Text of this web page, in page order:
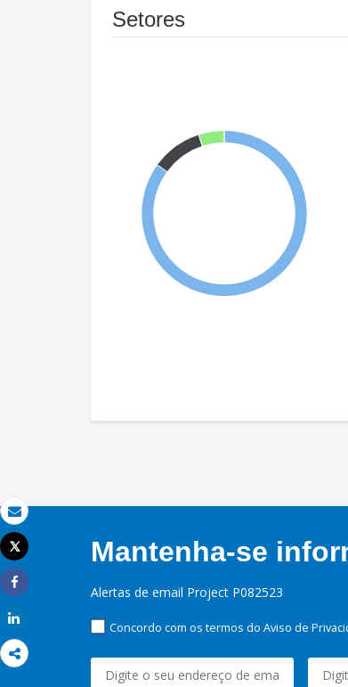
Email
Imprimir
Tweet
Share
Setores
Mantenha-se
Alertas de email Project P082523
Concordo com os termos do Aviso de